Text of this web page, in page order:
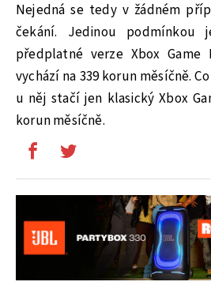
Nejedná se tedy v žádném
čekání. Jedinou podmínkou
předplatné verze Xbox
vychází na 339 korun měsíčně.
u něj stačí jen klasický Xbox
korun měsíčně.